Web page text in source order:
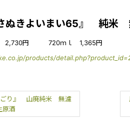
きよいまい65』 純米
円 720ｍｌ 1,365円
products/
り』 山廃純米 無濾
原酒